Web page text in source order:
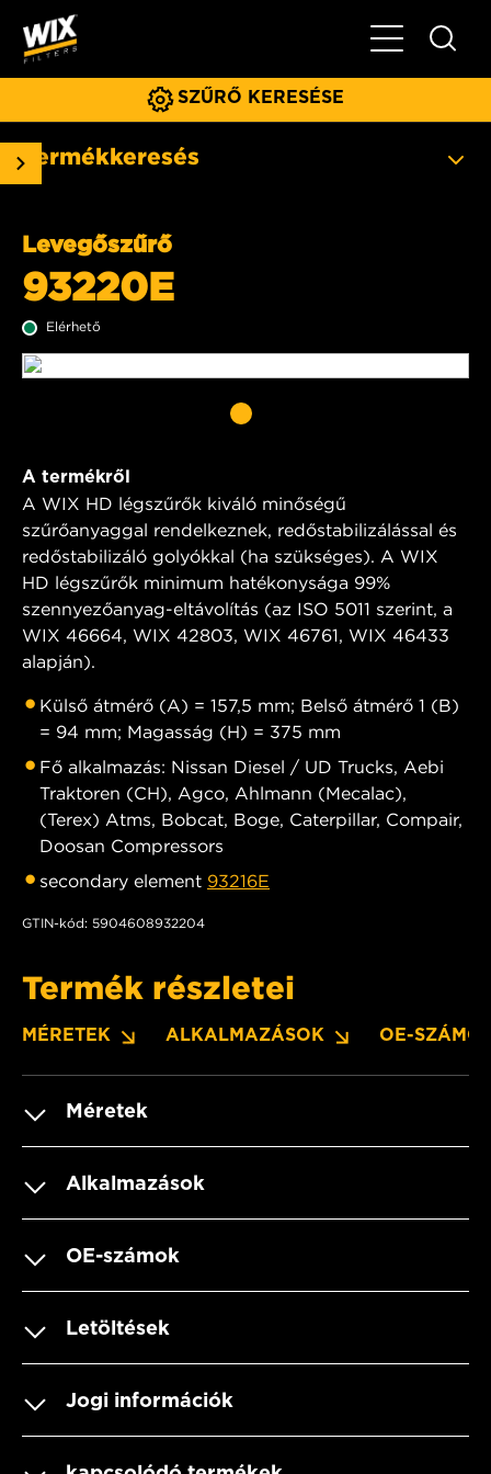
Főmenü
SZŰRŐ KERESÉSE
Termékkeresés
Levegőszűrő
93220E
Elérhető
A termékről
A WIX HD légszűrők kiváló minőségű
szűrőanyaggal rendelkeznek, redőstabilizálással és
redőstabilizáló golyókkal (ha szükséges). A WIX
HD légszűrők minimum hatékonysága 99%
szennyezőanyag-eltávolítás (az ISO 5011 szerint, a
WIX 46664, WIX 42803, WIX 46761, WIX 46433
alapján).
Külső átmérő (A) = 157,5 mm; Belső átmérő 1 (B)
= 94 mm; Magasság (H) = 375 mm
Fő alkalmazás: Nissan Diesel / UD Trucks, Aebi
Traktoren (CH), Agco, Ahlmann (Mecalac),
(Terex) Atms, Bobcat, Boge, Caterpillar, Compair,
Doosan Compressors
secondary element 93216E
GTIN-kód: 5904608932204
Termék részletei
MÉRETEK ALKALMAZÁSOK OE-
Méretek
Alkalmazások
OE-számok
Letöltések
Jogi információk